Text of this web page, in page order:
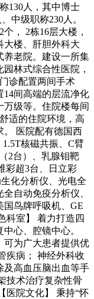
130人，其中博士
中级职称230人。
， 2栋16层大楼，
大楼、肝胆外科大
养老院。建设一所集
林式综合性医院，
诊配置两间手术
间高端的层流净化
级等。住院楼每间
适的住院环境，高
。 医院配有德国西
1.5T核磁共振、C臂
2台）、乳腺钼靶
彩超3台、日立彩
化分析仪、光电全
自动免疫分析仪、
鸟牌呼吸机、GE
科室】 着力打造四
心、腔镜中心。
可为广大患者提供优
疾病； 神经外科收
及高血压脑出血等手
技术治疗复杂性骨
医院文化】 秉持“怀